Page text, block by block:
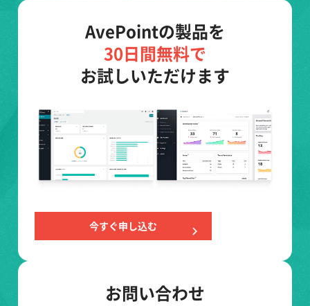
AvePointの製品を
30日間無料で
お試しいただけます
今すぐ申し込む
お問い合わせ